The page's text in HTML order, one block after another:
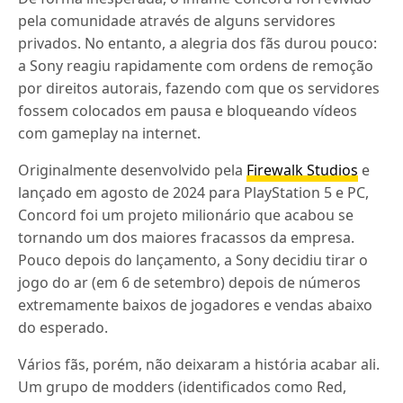
pela comunidade através de alguns servidores
privados. No entanto, a alegria dos fãs durou pouco:
a Sony reagiu rapidamente com ordens de remoção
por direitos autorais, fazendo com que os servidores
fossem colocados em pausa e bloqueando vídeos
com gameplay na internet.
Originalmente desenvolvido pela Firewalk Studios e
lançado em agosto de 2024 para PlayStation 5 e PC,
Concord foi um projeto milionário que acabou se
tornando um dos maiores fracassos da empresa.
Pouco depois do lançamento, a Sony decidiu tirar o
jogo do ar (em 6 de setembro) depois de números
extremamente baixos de jogadores e vendas abaixo
do esperado.
Vários fãs, porém, não deixaram a história acabar ali.
Um grupo de modders (identificados como Red,